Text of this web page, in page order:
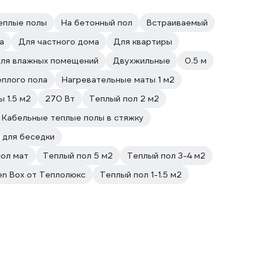
полы На бетонный пол
Встраиваемый
Для частного дома
Для квартиры
влажных помещений Двухжильные
0.5 м
пола
Нагревательные маты 1 м2
1.5 м2 270 Вт
Теплый пол 2 м2
Кабельные теплые полы в стяжку
беседки
мат Теплый пол 5 м2
Теплый пол 3-4 м2
Box от Теплолюкс
Теплый пол 1-1.5 м2